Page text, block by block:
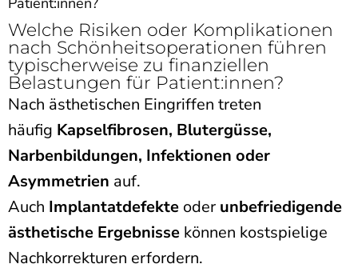
Welche Risiken oder Komplikationen
nach Schönheitsoperationen führen
typischerweise zu finanziellen
Belastungen für Patient:innen?
Nach ästhetischen Eingriffen treten
häufig Kapselfibrosen, Blutergüsse,
Narbenbildungen, Infektionen oder
Asymmetrien auf.
Auch Implantatdefekte oder unbefriedigende
ästhetische Ergebnisse können kostspielige
Nachkorrekturen erfordern.